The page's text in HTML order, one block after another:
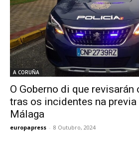
A CORUÑA
O Goberno di que
tras os incidentes na previa
Málaga
europapress - 8 Outubro, 2024